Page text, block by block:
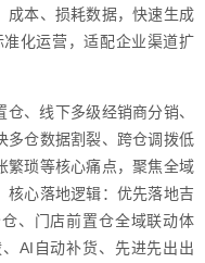
成本、损耗数据，快速生成
化运营，适配企业渠道扩
、线下多级经销商分销、
多仓数据割裂、跨仓调拨低
繁琐等核心痛点，聚焦全域
核心落地逻辑：优先落地吉
、门店前置仓全域联动体
AI自动补货、先进先出出